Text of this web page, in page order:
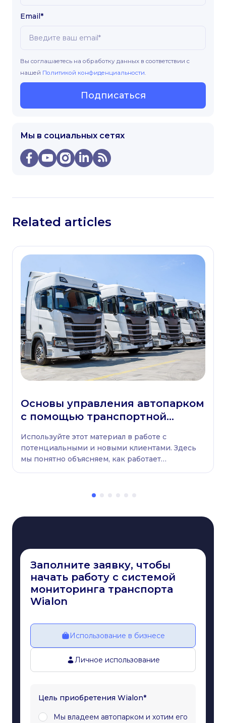
Email*
Вы соглашаетесь на обработку данных в соответствии с
нашей Политикой конфиденциальности.
Подписаться
Мы в социальных сетях
Related articles
Основы управления автопарком
с помощью транспортной
объяснения для клиентов и
сотрудников
Используйте этот материал в работе с
потенциальными и новыми клиентами. Здесь
мы понятно объясняем, как работает
Заполните заявку, чтобы
начать работу с системой
мониторинга транспорта
Wialon
Использование в бизнесе
Личное использование
Цель приобретения Wialon*
Мы владеем автопарком и хотим его